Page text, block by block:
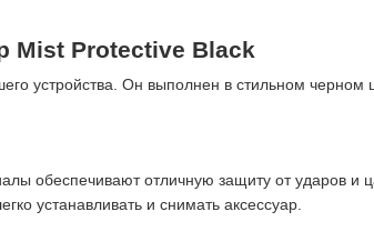
Mist Protective Black
устройства. Он выполнен в стильном
обеспечивают отличную защиту от ударов
устанавливать и снимать аксессуар.